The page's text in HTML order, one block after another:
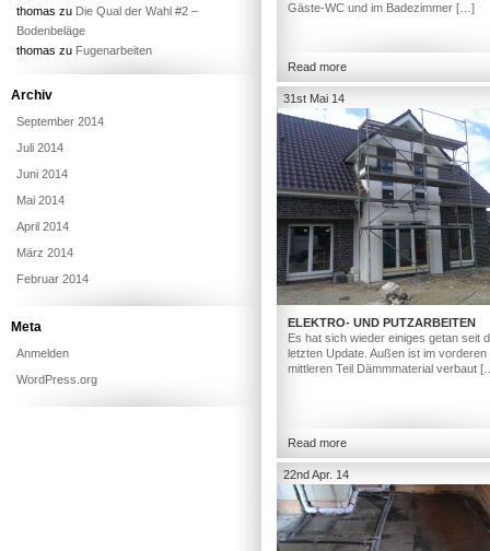
Gäste-WC und im Badezimmer […]
Read more
31st Mai 14
ELEKTRO- UND PUTZARBEITEN
Es hat sich wieder einiges getan seit
letzten Update. Außen ist im vorderen
mittleren Teil Dämmmaterial verbaut
Read more
22nd Apr. 14
thomas zu Die Qual der Wahl #2 –
Bodenbeläge
thomas zu Fugenarbeiten
Archiv
September 2014
Juli 2014
Juni 2014
Mai 2014
April 2014
März 2014
Februar 2014
Meta
Anmelden
WordPress.org